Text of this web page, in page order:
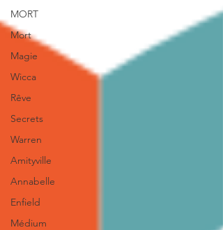
MORT
Mort
Magie
Wicca
Rêve
Secrets
Warren
Amityville
Annabelle
Enfield
Médium